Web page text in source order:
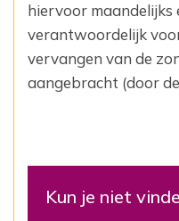
hiervoor maandelijks
verantwoordelijk
vervangen van de
aangebracht (door
Kun je niet